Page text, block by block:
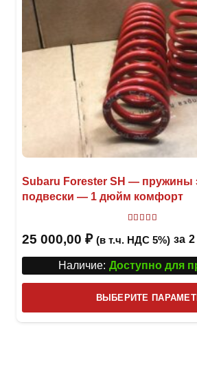
Subaru Forester SH — пружины
подвески — 1 дюйм комфорт
25 000,00 ₽ (в т.ч. НДС 5%) за
Наличие: Доступно для
ВЫБЕРИТЕ